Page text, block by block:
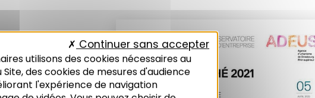
utilisons des cookies nécessaires au
des cookies de mesures d'audience
l'expérience de navigation
Continuer sans accepter